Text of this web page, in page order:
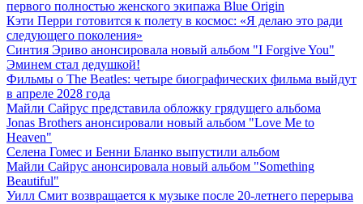
первого полностью женского экипажа Blue Origin
Кэти Перри готовится к полету в космос: «Я делаю это ради
следующего поколения»
Синтия Эриво анонсировала новый альбом "I Forgive You"
Эминем стал дедушкой!
Фильмы о The Beatles: четыре биографических фильма выйдут
в апреле 2028 года
Майли Сайрус представила обложку грядущего альбома
Jonas Brothers анонсировали новый альбом "Love Me to
Heaven"
Селена Гомес и Бенни Бланко выпустили альбом
Майли Сайрус анонсировала новый альбом "Something
Beautiful"
Уилл Смит возвращается к музыке после 20-летнего перерыва